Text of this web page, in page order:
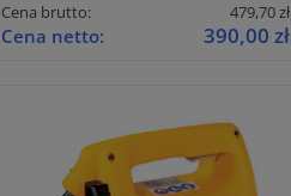
Cena brutto: 479,70 zł
Cena netto: 390,00 zł